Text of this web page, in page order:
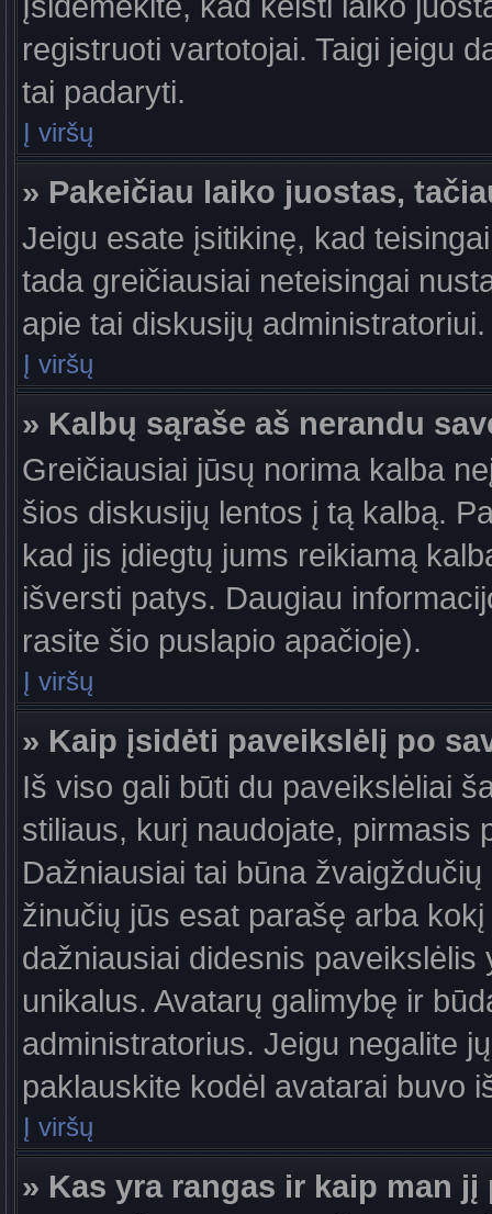
registruoti vartotojai. Taigi jeigu
tai padaryti.
Į viršų
» Pakeičiau laiko juostas,
Jeigu esate įsitikinę, kad
tada greičiausiai neteisingai
apie tai diskusijų administratoriui.
Į viršų
» Kalbų sąraše aš nerandu
Greičiausiai jūsų norima kalba
šios diskusijų lentos į tą kalbą.
kad jis įdiegtų jums reikiamą
išversti patys. Daugiau
rasite šio puslapio apačioje).
Į viršų
» Kaip įsidėti paveikslėlį po
Iš viso gali būti du paveikslėliai
stiliaus, kurį naudojate, pirmasis
Dažniausiai tai būna
žinučių jūs esat parašę arba
dažniausiai didesnis
unikalus. Avatarų galimybę ir
administratorius. Jeigu negalite
paklauskite kodėl avatarai buvo
Į viršų
» Kas yra rangas ir kaip man